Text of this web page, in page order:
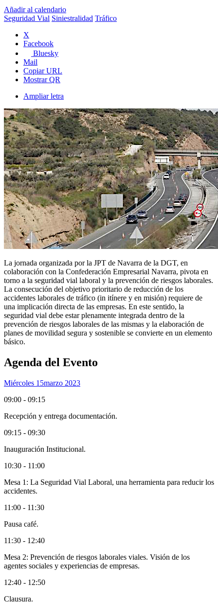
Añadir al calendario
Seguridad Vial Siniestralidad Tráfico
X
Facebook
Bluesky
Mail
Copiar URL
Mostrar QR
Ampliar letra
La jornada organizada por la JPT de Navarra de la DGT, en
colaboración con la Confederación Empresarial Navarra, pivota en
torno a la seguridad vial laboral y la prevención de riesgos laborales.
La consecución del objetivo prioritario de reducción de los
accidentes laborales de tráfico (in itínere y en misión) requiere de
una implicación directa de las empresas. En este sentido, la
seguridad vial debe estar plenamente integrada dentro de la
prevención de riesgos laborales de las mismas y la elaboración de
planes de movilidad segura y sostenible se convierte en un elemento
básico.
Agenda del Evento
Miércoles 15Marzo 2023
09:00 - 09:15
Recepción y entrega documentación.
09:15 - 09:30
Inauguración Institucional.
10:30 - 11:00
Mesa 1: La Seguridad Vial Laboral, una herramienta para reducir los
accidentes.
11:00 - 11:30
Pausa café.
11:30 - 12:40
Mesa 2: Prevención de riesgos laborales viales. Visión de los
agentes sociales y experiencias de empresas.
12:40 - 12:50
Clausura.